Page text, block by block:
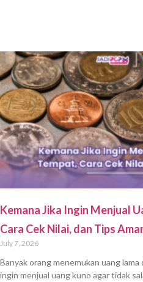
Kemana Jika Ingin Menjual
Cara Cek Nilai, dan Tips
July 7, 2026
Banyak orang menemukan uang
ingin menjual uang kuno agar tidak